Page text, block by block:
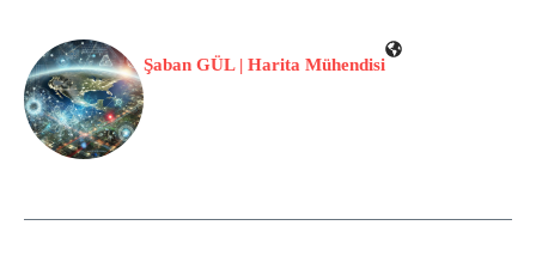
Şaban GÜL | Harita Mühendisi